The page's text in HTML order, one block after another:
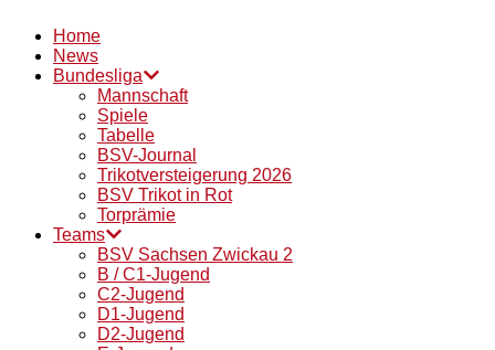
Home
News
Bundesliga
Mannschaft
Spiele
Tabelle
BSV-Journal
Trikotversteigerung 2026
BSV Trikot in Rot
Torprämie
Teams
BSV Sachsen Zwickau 2
B / C1-Jugend
C2-Jugend
D1-Jugend
D2-Jugend